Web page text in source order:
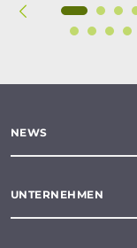
NEWS
UNTERNEHMEN